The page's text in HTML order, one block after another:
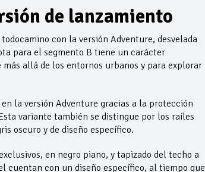
de lanzamiento
con la versión Adventure, desvelada
para el segmento B tiene un carácter
allá de los entornos urbanos y para explorar
la versión Adventure gracias a la protección
variante también se distingue por los raíles
oscuro y de diseño específico.
en negro piano, y tapizado del techo a
cuentan con un diseño específico, al tiempo que